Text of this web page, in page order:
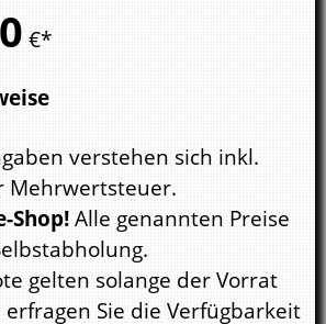
€*
verstehen sich inkl.
Mehrwertsteuer.
Shop!Alle genannten Preise
gelten solange der Vorrat
Sie die Verfügbarkeit